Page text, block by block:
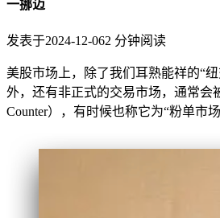
一挪迈
发表于2024-12-062 分钟阅读
美股市场上，除了我们耳熟能祥的“
外，还有非正式的交易市场，通常会
Counter），有时候也称它为“粉单市场